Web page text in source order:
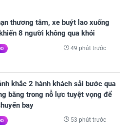
thương tâm, xe buýt lao xuống
8 người không qua khỏi
49 phút trước
khắc 2 hành khách sải bước qua
băng trong nỗ lực tuyệt vọng để
bay
53 phút trước